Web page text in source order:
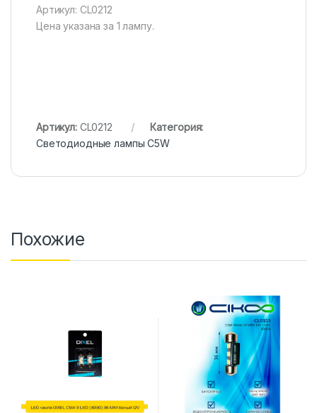
Артикул: CL0212
Цена указана за 1 лампу.
Артикул: CL0212
Категория:
Светодиодные лампы C5W
Похожие